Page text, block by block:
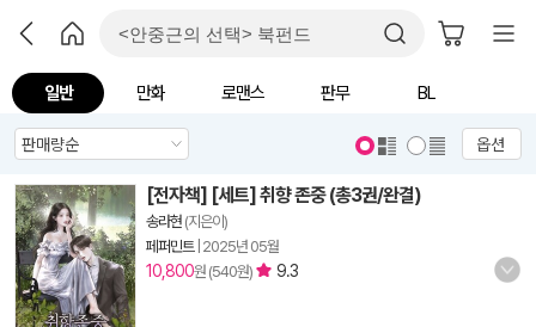
일반 만화 로맨스 판무 BL
옵션
[전자책] [세트] 취향 존중 (총3권/완결)
송라현 (지은이)
페퍼민트| 2025년 05월
10,800원 (540원) 9.3